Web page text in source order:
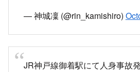
— 神城凜 (@rin_kamishiro)
JR神戸線御着駅にて人身事故